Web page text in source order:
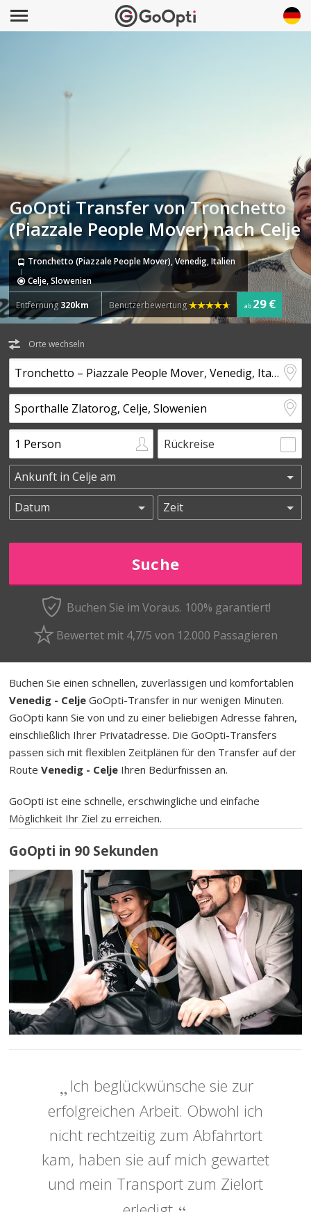
GoOpti Transfer von Tronchetto
(Piazzale People Mover) nach Celje
Tronchetto (Piazzale People Mover), Venedig, Italien
Celje, Slowenien
Entfernung 320km Benutzerbewertung ab 29 €
Orte wechseln
Rückreise
Buchen Sie im Voraus. 100% garantiert!
Bewertet mit 4,7/5 von 12.000 Passagieren
Buchen Sie einen schnellen, zuverlässigen und komfortablen
Venedig - Celje GoOpti-Transfer in nur wenigen Minuten.
GoOpti kann Sie von und zu einer beliebigen Adresse fahren,
einschließlich Ihrer Privatadresse. Die GoOpti-Transfers
passen sich mit flexiblen Zeitplänen für den Transfer auf der
RouteVenedig - Celje Ihren Bedürfnissen an.
GoOpti ist eine schnelle, erschwingliche und einfache
Möglichkeit Ihr Ziel zu erreichen.
GoOpti in 90 Sekunden
Ich beglückwünsche sie zur
erfolgreichen Arbeit. Obwohl ich
nicht rechtzeitig zum Abfahrtort
kam, haben sie auf mich gewartet
und mein Transport zum Zielort